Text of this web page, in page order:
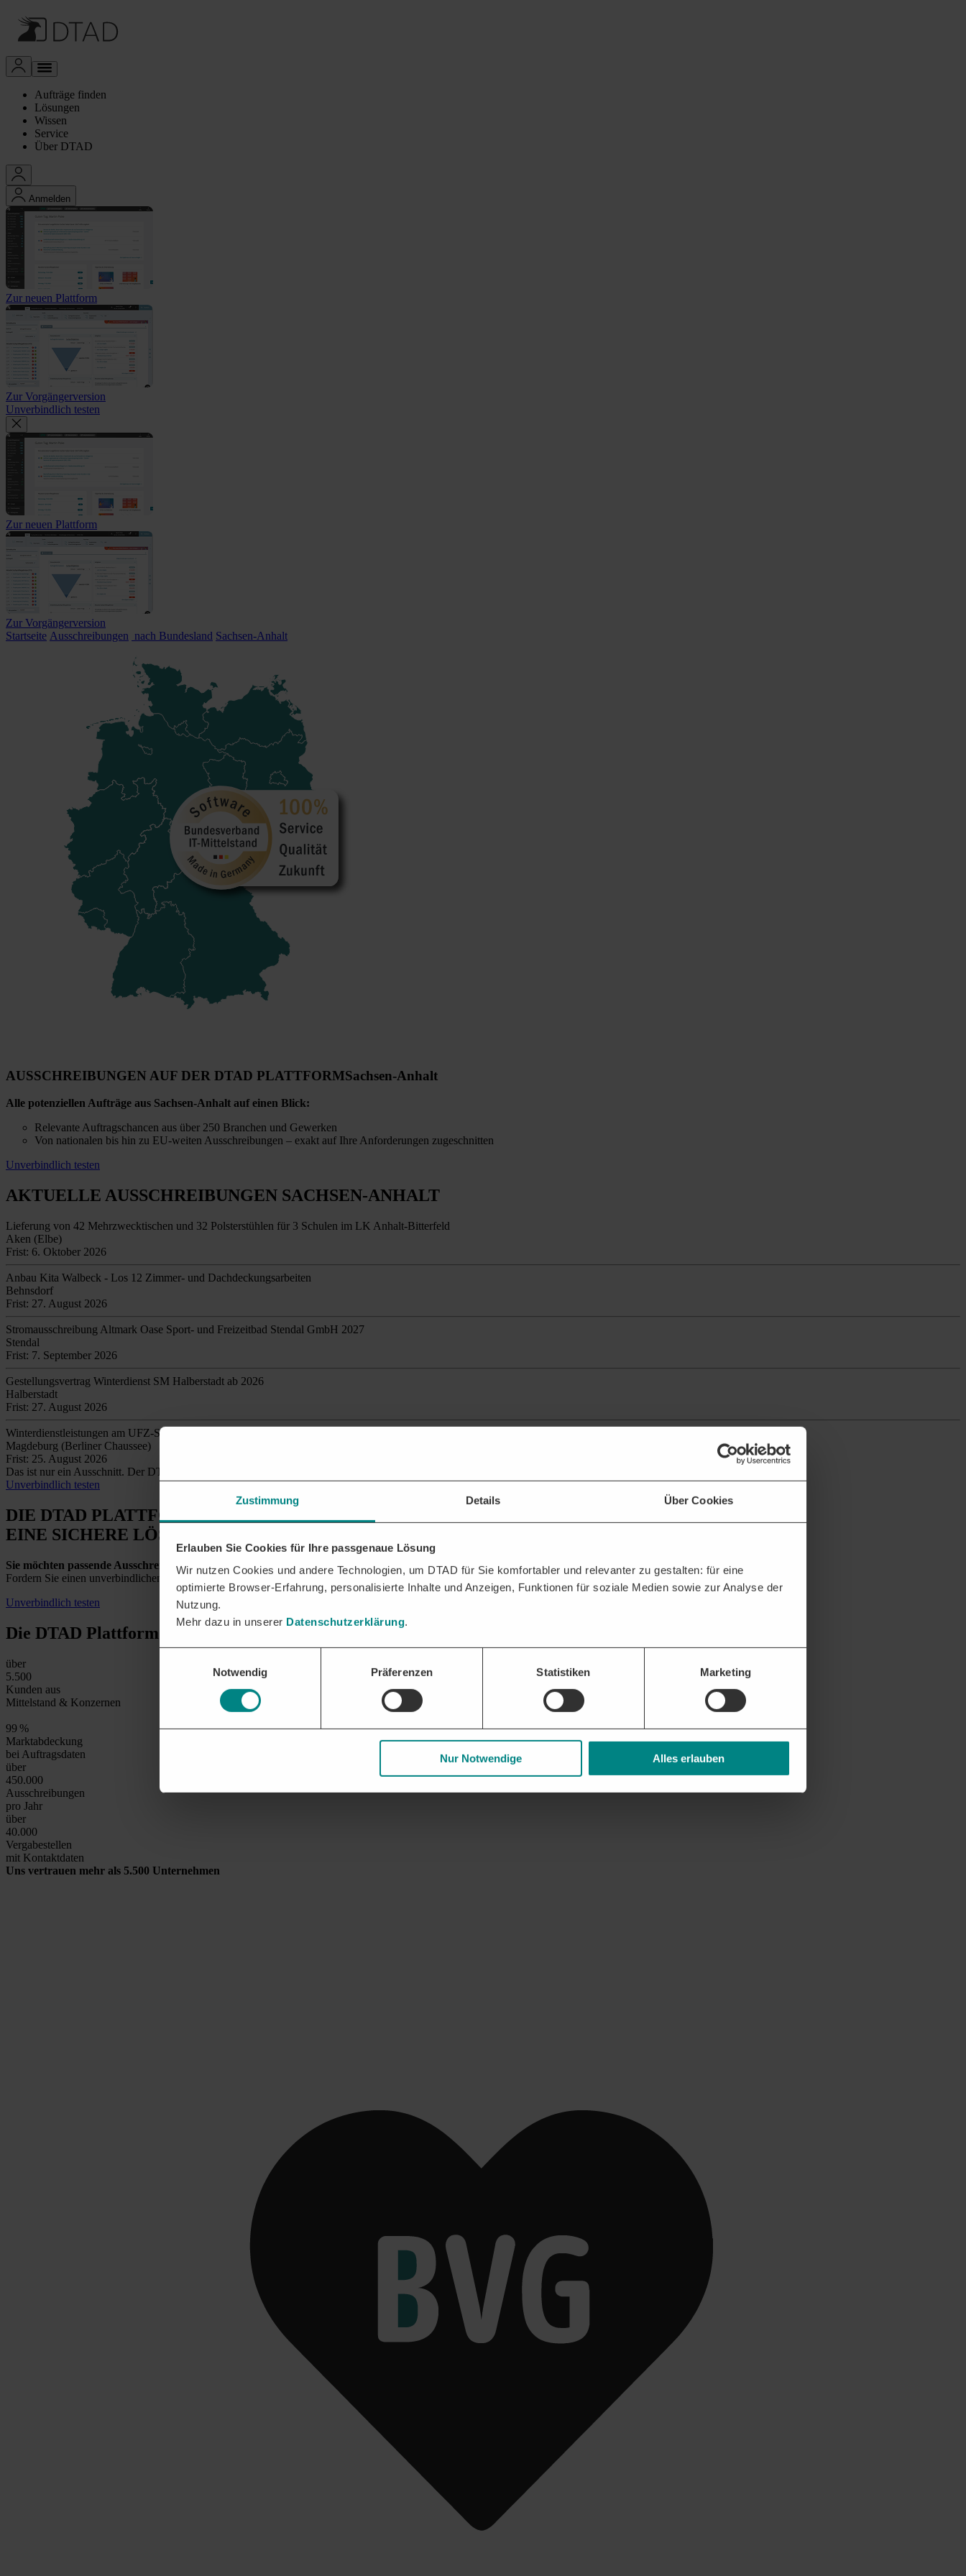
Zustimmung Details Über Cookies
Erlauben Sie Cookies für Ihre passgenaue Lösung
Wir nutzen Cookies und andere Technologien, um DTAD für Sie komfortabler und relevanter zu gestalten: für eine
optimierte Browser-Erfahrung, personalisierte Inhalte und Anzeigen, Funktionen für soziale Medien sowie zur Analyse der
Nutzung.
Mehr dazu in unserer Datenschutzerklärung.
Notwendig
Präferenzen Statistiken Marketing
Nur Notwendige Alles erlauben
Aufträge finden
Lösungen
Wissen
Service
Über DTAD
Anmelden
Zur neuen Plattform
Zur Vorgängerversion
Unverbindlich testen
Zur neuen Plattform
Zur Vorgängerversion
Startseite Ausschreibungen nach Bundesland Sachsen-Anhalt
AUSSCHREIBUNGEN AUF DER DTAD PLATTFORMSachsen-Anhalt
Alle potenziellen Aufträge aus Sachsen-Anhalt auf einen Blick:
Relevante Auftragschancen aus über 250 Branchen und Gewerken
Von nationalen bis hin zu EU-weiten Ausschreibungen – exakt auf Ihre Anforderungen zugeschnitten
Unverbindlich testen
AKTUELLE AUSSCHREIBUNGEN SACHSEN-ANHALT
Lieferung von 42 Mehrzwecktischen und 32 Polsterstühlen für 3 Schulen im LK Anhalt-Bitterfeld
Aken (Elbe)
Frist: 6. Oktober 2026
Anbau Kita Walbeck - Los 12 Zimmer- und Dachdeckungsarbeiten
Behnsdorf
Frist: 27. August 2026
Stromausschreibung Altmark Oase Sport- und Freizeitbad Stendal GmbH 2027
Stendal
Frist: 7. September 2026
Gestellungsvertrag Winterdienst SM Halberstadt ab 2026
Halberstadt
Frist: 27. August 2026
Winterdienstleistungen am UFZ-Standort
Magdeburg (Berliner Chaussee)
Frist: 25. August 2026
Das ist nur ein Ausschnitt. Der DTAD findet täglich
Unverbindlich testen
DIE DTAD PLATTFORM
EINE SICHERE LÖSUNG
Sie möchten passende Ausschreibungen für Sachsen-Anhalt erhalten?
Fordern Sie einen unverbindlichen Testzugang an und entdecken Sie aktuelle Veröffentlichungen, auf die Sie sich mit Ihrem Service bewerben können.
Unverbindlich testen
Die DTAD Plattform
über
5.500
Kunden aus
Mittelstand & Konzernen
99 %
Marktabdeckung
bei Auftragsdaten
über
450.000
Ausschreibungen
pro Jahr
über
40.000
Vergabestellen
mit Kontaktdaten
Uns vertrauen mehr als 5.500 Unternehmen